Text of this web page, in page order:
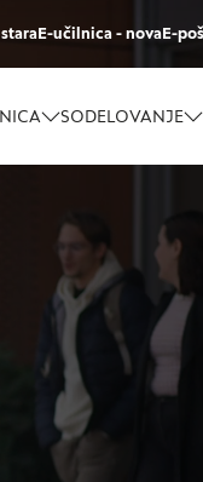
E-učilnica - novaE-
SODELOVANJE